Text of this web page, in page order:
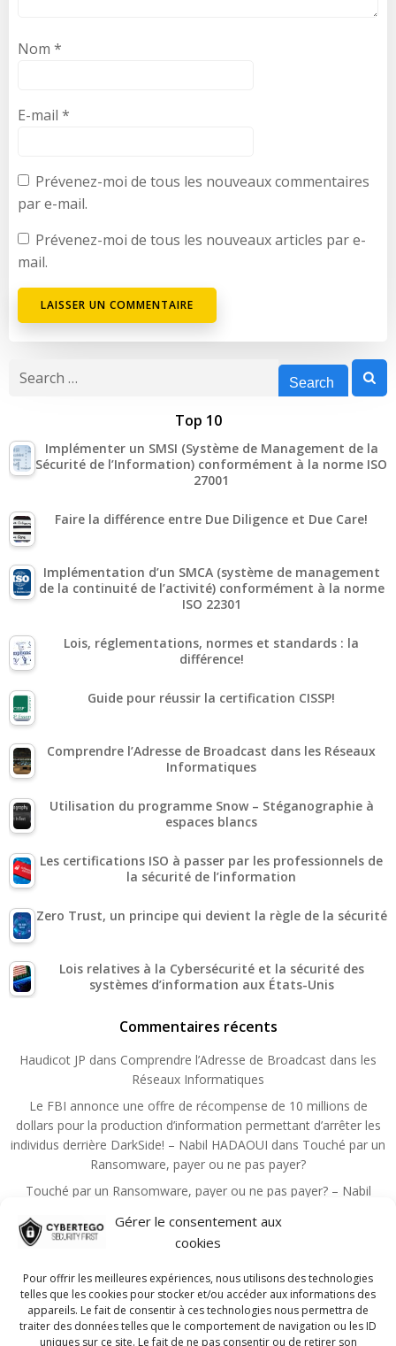
Gérer le consentement aux
cookies
Pour offrir les meilleures expériences, nous utilisons des technologies
telles que les cookies pour stocker et/ou accéder aux informations des
appareils. Le fait de consentir à ces technologies nous permettra de
traiter des données telles que le comportement de navigation ou les ID
uniques sur ce site. Le fait de ne pas consentir ou de retirer son
Nom *
E-mail *
Prévenez-moi de tous les nouveaux commentaires
par e-mail.
Prévenez-moi de tous les nouveaux articles par e-
mail.
Search
Top 10
Implémenter un SMSI (Système de Management de la
Sécurité de l’Information) conformément à la norme ISO
27001
Faire la différence entre Due Diligence et Due Care!
Implémentation d’un SMCA (système de management
de la continuité de l’activité) conformément à la norme
ISO 22301
Lois, réglementations, normes et standards : la
différence!
Guide pour réussir la certification CISSP!
Comprendre l’Adresse de Broadcast dans les Réseaux
Informatiques
Utilisation du programme Snow – Stéganographie à
espaces blancs
Les certifications ISO à passer par les professionnels de
la sécurité de l’information
Zero Trust, un principe qui devient la règle de la sécurité
Lois relatives à la Cybersécurité et la sécurité des
systèmes d’information aux États-Unis
Commentaires récents
Haudicot JP dans Comprendre l’Adresse de Broadcast dans les
Réseaux Informatiques
Le FBI annonce une offre de récompense de 10 millions de
dollars pour la production d’information permettant d’arrêter les
individus derrière DarkSide! – Nabil HADAOUI dans Touché par un
Ransomware, payer ou ne pas payer?
Touché par un Ransomware, payer ou ne pas payer? – Nabil
sécurité
sécurité de l’information
Nadmin dansGuide pour réussir la certification CISSP!